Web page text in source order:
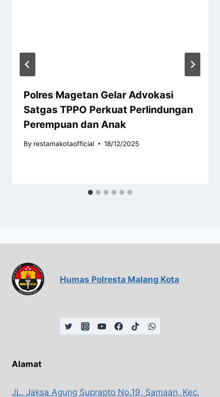
Polres Magetan Gelar Advokasi
Satgas TPPO Perkuat Perlindungan
Perempuan dan Anak
By restamakotaofficial 18/12/2025
Humas Polresta Malang Kota
Alamat
JL. Jaksa Agung Suprapto No.19, Samaan, Kec.